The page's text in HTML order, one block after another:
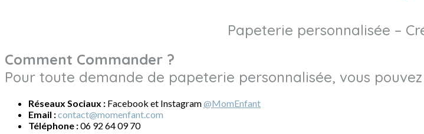
Papeterie personnalisée – Créée à
Comment Commander ?
Pour toute demande de papeterie personnalisée, vous
Réseaux Sociaux : Facebook et Instagram@MomEnfant
Email :contact@momenfant.com
Téléphone :06 92 64 09 70